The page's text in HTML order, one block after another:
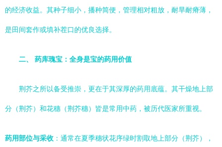
的经济收益。其种子细小，播种简便，管理相对粗放，耐旱耐瘠薄，
是田间套作或填补茬口的优良选择。
二、 药库瑰宝：全身是宝的药用价值
荆芥之所以备受推崇，更在于其深厚的药用底蕴。其干燥地上部
分（荆芥）和花穗（荆芥穗）皆是常用中药，被历代医家所重视。
药用部位与采收 ：通常在夏季穗状花序绿时割取地上部分（荆芥），